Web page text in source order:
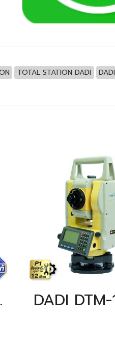
TOTAL STATION DADI
DADI